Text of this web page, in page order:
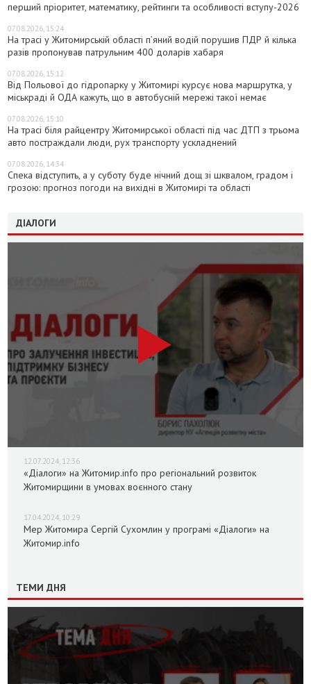
перший пріоритет, математику, рейтинги та особливості вступу-2026
07.08.2026, 15:24
На трасі у Житомирській області п’яний водій порушив ПДР й кілька
разів пропонував патрульним 400 доларів хабаря
07.08.2026, 15:12
Від Польової до гідропарку у Житомирі курсує нова маршрутка, у
міськраді й ОДА кажуть, що в автобусній мережі такої немає
07.08.2026, 15:10
На трасі біля райцентру Житомирської області під час ДТП з трьома
авто постраждали люди, рух транспорту ускладнений
07.08.2026, 14:34
Спека відступить, а у суботу буде нічний дощ зі шквалом, градом і
грозою: прогноз погоди на вихідні в Житомирі та області
ДІАЛОГИ
12.07.2024, 12:36
«Діалоги» на Житомир.info про регіональний розвиток
Житомирщини в умовах воєнного стану
17.04.2024, 10:29
Мер Житомира Сергій Сухомлин у програмі «Діалоги» на
Житомир.info
ТЕМИ ДНЯ